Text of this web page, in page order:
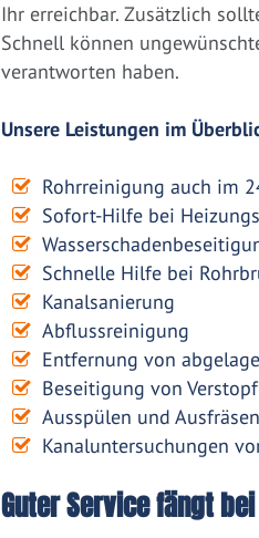
Ihr erreichbar. Zusätzlich
Schnell können
verantworten haben.
Unsere Leistungen im
Rohrreinigung auch im
Sofort-Hilfe bei
Schnelle Hilfe bei
Kanalsanierung
Abflussreinigung
Entfernung von
Beseitigung von
Ausspülen und
Kanaluntersuchungen
Guter Service fängt